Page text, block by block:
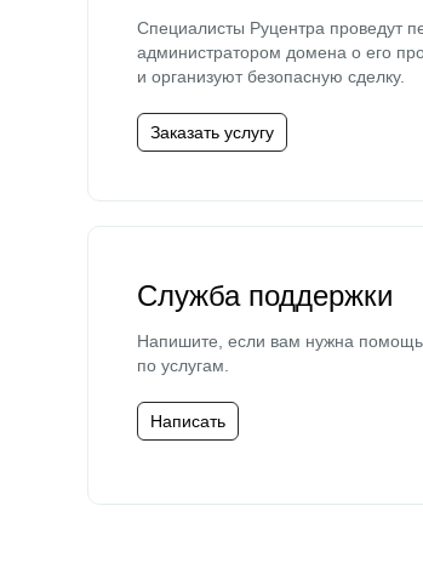
Специалисты Руцентра проведут
администратором домена о его
и организуют безопасную сделку.
Заказать услугу
Служба поддержки
Напишите, если вам нужна помощь
по услугам.
Написать